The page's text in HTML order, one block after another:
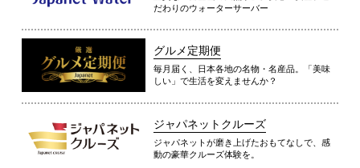
だわりのウォーターサーバー
グルメ定期便
毎月届く、日本各地の名物・名産品。「美味
しい」で生活を変えませんか？
ジャパネットクルーズ
ジャパネットが磨き上げたおもてなしで、感
動の豪華クルーズ体験を。